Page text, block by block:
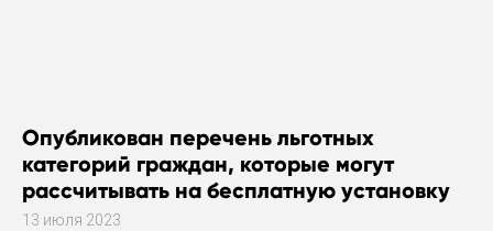
Опубликован перечень льготных
категорий граждан, которые могут
рассчитывать на бесплатную установку
газового оборудования
13 июля 2023